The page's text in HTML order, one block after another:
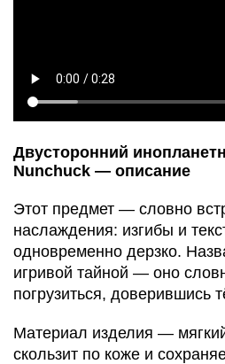
Двусторонний
Nunchuck — описание
Этот предмет — словно
наслаждения: изгибы и
одновременно дерзко.
игривой тайной — оно
погрузиться, доверившись
Материал изделия —
скользит по коже и